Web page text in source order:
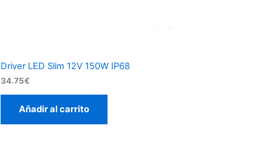
Driver LED Slim 12V 150W IP68
34.75€
Añadir al carrito